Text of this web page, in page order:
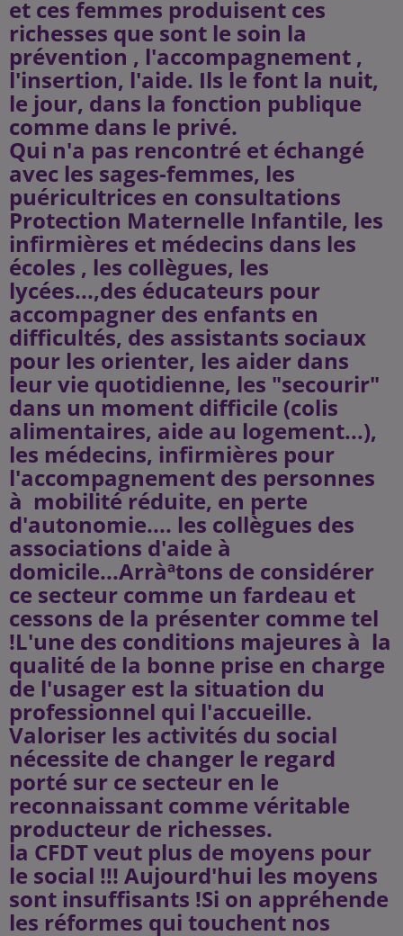
et ces femmes produisent ces
richesses que sont le soin la
prévention , l'accompagnement ,
l'insertion, l'aide. Ils le font la nuit,
le jour, dans la fonction publique
comme dans le privé.
Qui n'a pas rencontré et échangé
avec les sages-femmes, les
puéricultrices en consultations
Protection Maternelle Infantile, les
infirmières et médecins dans les
écoles , les collègues, les
lycées...,des éducateurs pour
accompagner des enfants en
difficultés, des assistants sociaux
pour les orienter, les aider dans
leur vie quotidienne, les "secourir"
dans un moment difficile (colis
alimentaires, aide au logement...),
les médecins, infirmières pour
l'accompagnement des personnes
à mobilité réduite, en perte
d'autonomie.... les collègues des
associations d'aide à
domicile...Arràªtons de considérer
ce secteur comme un fardeau et
cessons de la présenter comme tel
!L'une des conditions majeures à la
qualité de la bonne prise en charge
de l'usager est la situation du
professionnel qui l'accueille.
Valoriser les activités du social
nécessite de changer le regard
porté sur ce secteur en le
reconnaissant comme véritable
producteur de richesses.
la CFDT veut plus de moyens pour
le social !!! Aujourd'hui les moyens
sont insuffisants !Si on appréhende
les réformes qui touchent nos